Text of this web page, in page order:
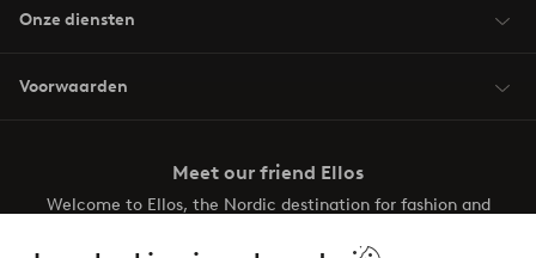
Onze diensten
Voorwaarden
Meet our friend Ellos
Welcome to Ellos, the Nordic destination for fashion and